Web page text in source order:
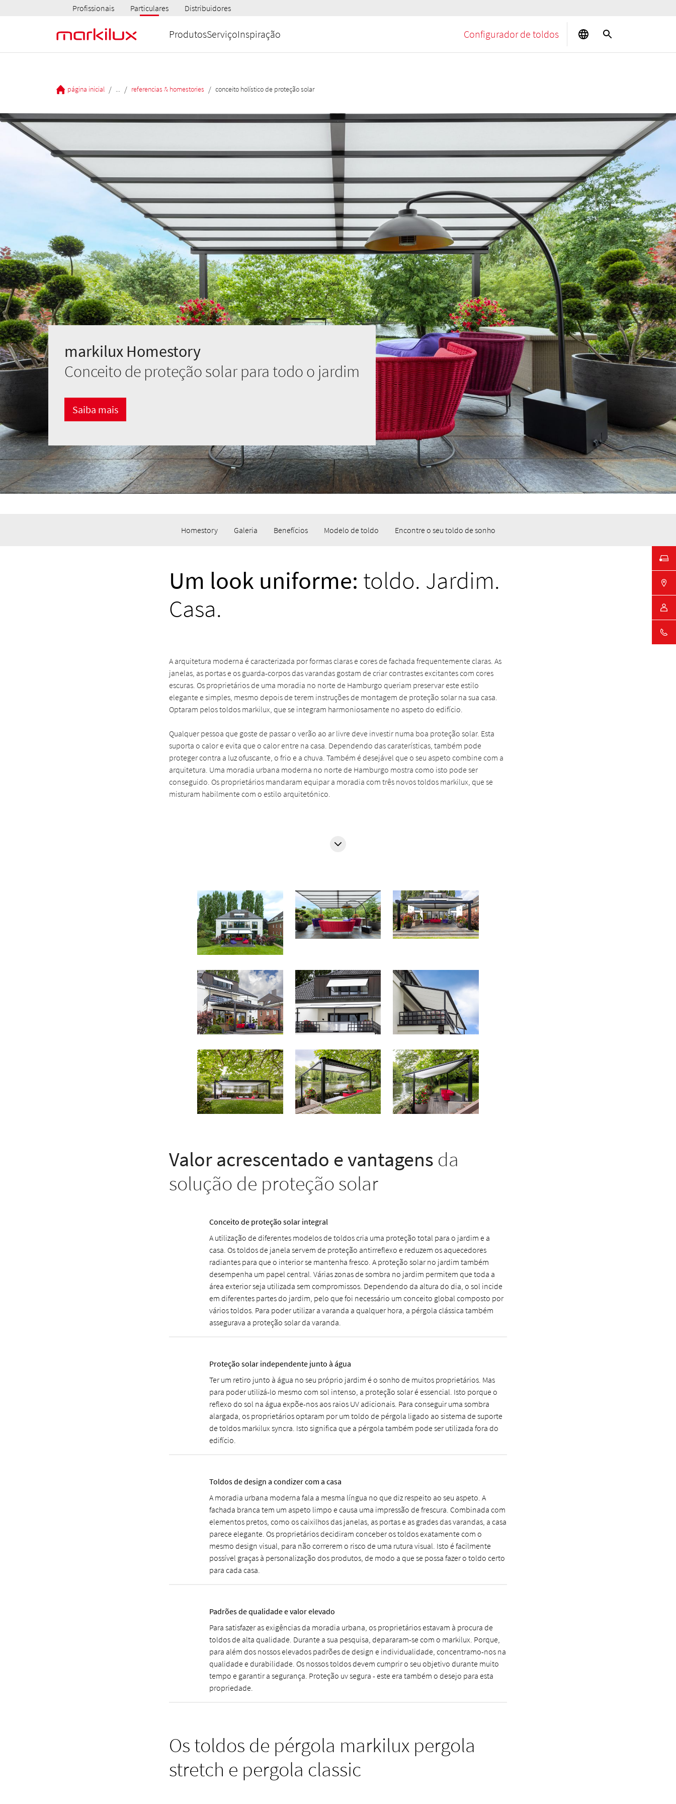
Profissionais Particulares Distribuidores
ProdutosServiçoInspiração Configurador de toldos
página inicial / / referencias & homestories / conceito holístico de proteção solar
markilux Homestory
Conceito de proteção solar para todo o jardim
Saiba mais
Homestory Galeria Benefícios Modelo de toldo Encontre o seu toldo de sonho
Um look uniforme: toldo. Jardim.
Casa.
A arquitetura moderna é caracterizada por formas claras e cores de fachada frequentemente claras. As
janelas, as portas e os guarda-corpos das varandas gostam de criar contrastes excitantes com cores
escuras. Os proprietários de uma moradia no norte de Hamburgo queriam preservar este estilo
elegante e simples, mesmo depois de terem instruções de montagem de proteção solar na sua casa.
Optaram pelos toldos markilux, que se integram harmoniosamente no aspeto do edifício.
Qualquer pessoa que goste de passar o verão ao ar livre deve investir numa boa proteção solar. Esta
suporta o calor e evita que o calor entre na casa. Dependendo das caraterísticas, também pode
proteger contra a luz ofuscante, o frio e a chuva. Também é desejável que o seu aspeto combine com a
arquitetura. Uma moradia urbana moderna no norte de Hamburgo mostra como isto pode ser
conseguido. Os proprietários mandaram equipar a moradia com três novos toldos markilux, que se
misturam habilmente com o estilo arquitetónico.
Valor acrescentado e vantagens da
solução de proteção solar
Conceito de proteção solar integral
A utilização de diferentes modelos de toldos cria uma proteção total para o jardim e a
casa. Os toldos de janela servem de proteção antirreflexo e reduzem os aquecedores
radiantes para que o interior se mantenha fresco. A proteção solar no jardim também
desempenha um papel central. Várias zonas de sombra no jardim permitem que toda a
área exterior seja utilizada sem compromissos. Dependendo da altura do dia, o sol incide
em diferentes partes do jardim, pelo que foi necessário um conceito global composto por
vários toldos. Para poder utilizar a varanda a qualquer hora, a pérgola clássica também
assegurava a proteção solar da varanda.
Proteção solar independente junto à água
Ter um retiro junto à água no seu próprio jardim é o sonho de muitos proprietários. Mas
para poder utilizá-lo mesmo com sol intenso, a proteção solar é essencial. Isto porque o
reflexo do sol na água expõe-nos aos raios UV adicionais. Para conseguir uma sombra
alargada, os proprietários optaram por um toldo de pérgola ligado ao sistema de suporte
de toldos markilux syncra. Isto significa que a pérgola também pode ser utilizada fora do
edifício.
Toldos de design a condizer com a casa
A moradia urbana moderna fala a mesma língua no que diz respeito ao seu aspeto. A
fachada branca tem um aspeto limpo e causa uma impressão de frescura. Combinada com
elementos pretos, como os caixilhos das janelas, as portas e as grades das varandas, a casa
parece elegante. Os proprietários decidiram conceber os toldos exatamente com o
mesmo design visual, para não correrem o risco de uma rutura visual. Isto é facilmente
possível graças à personalização dos produtos, de modo a que se possa fazer o toldo certo
para cada casa.
Padrões de qualidade e valor elevado
Para satisfazer as exigências da moradia urbana, os proprietários estavam à procura de
toldos de alta qualidade. Durante a sua pesquisa, depararam-se com o markilux. Porque,
para além dos nossos elevados padrões de design e individualidade, concentramo-nos na
qualidade e durabilidade. Os nossos toldos devem cumprir o seu objetivo durante muito
tempo e garantir a segurança. Proteção uv segura - este era também o desejo para esta
propriedade.
Os toldos de pérgola markilux pergola
stretch e pergola classic